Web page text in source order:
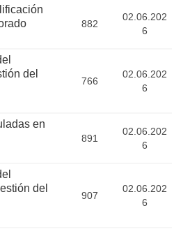
882
02.06.202
6
del
766
02.06.202
6
en
891
02.06.202
6
del
907
02.06.202
6